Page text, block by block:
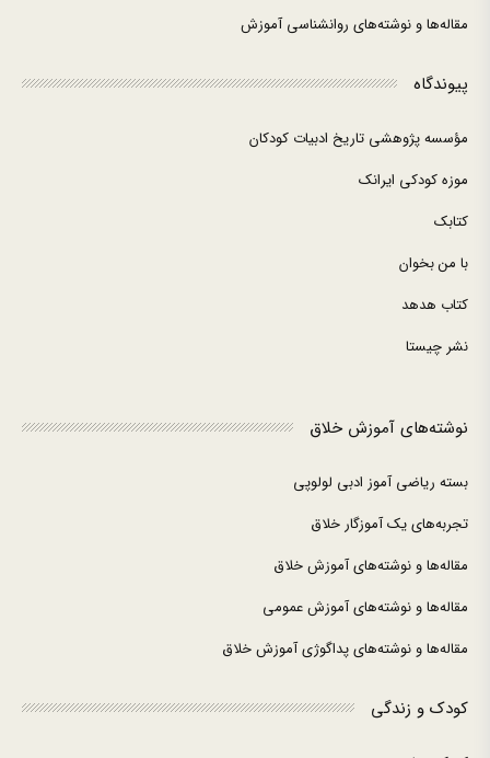
مقاله‌ها و نوشته‌های روانشناسی آموزش
پیوندگاه
مؤسسه پژوهشی تاریخ ادبیات کودکان
موزه کودکی ایرانک
کتابک
با من بخوان
کتاب هدهد
نشر چیستا
نوشته‌های آموزش خلاق
بسته ریاضی آموز ادبی لولوپی
تجربه‌های یک آموزگار خلاق
مقاله‌ها و نوشته‌های آموزش خلاق
مقاله‌ها و نوشته‌های آموزش عمومی
مقاله‌ها و نوشته‌های پداگوژی آموزش خلاق
کودک و زندگی